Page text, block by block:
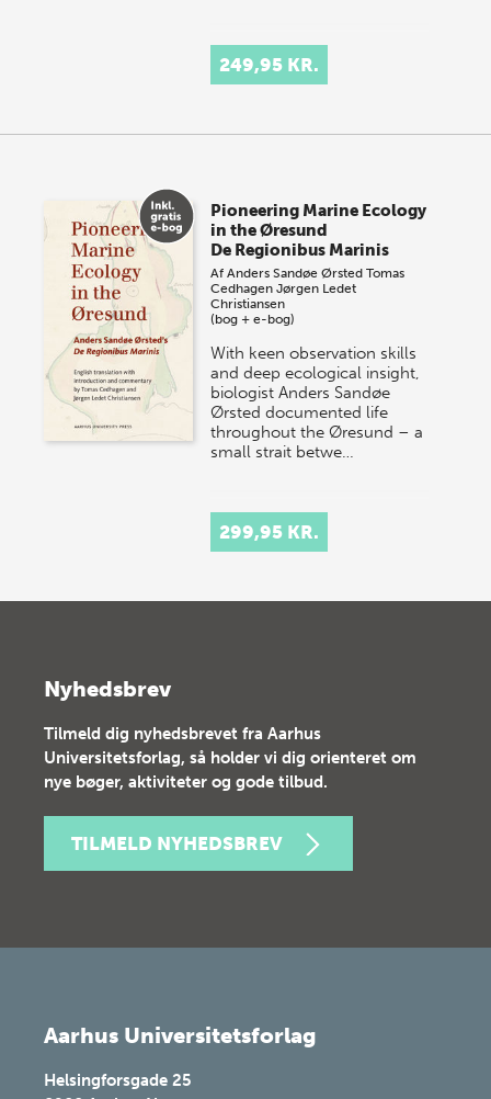
249,95 KR.
Pioneering Marine Ecology
in the Øresund
De Regionibus Marinis
AfAnders Sandøe Ørsted Tomas
Cedhagen Jørgen Ledet
Christiansen
(bog + e-bog)
With keen observation skills
and deep ecological insight,
biologist Anders Sandøe
Ørsted documented life
throughout the Øresund – a
small strait betwe…
299,95 KR.
Nyhedsbrev
Tilmeld dig nyhedsbrevet fra Aarhus
Universitetsforlag, så holder vi dig orienteret om
nye bøger, aktiviteter og gode tilbud.
TILMELD NYHEDSBREV
Aarhus Universitetsforlag
Helsingforsgade 25